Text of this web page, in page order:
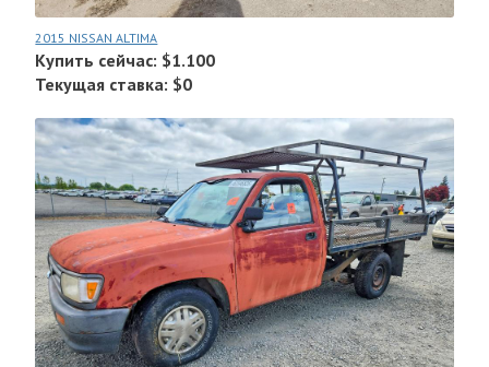
2015 NISSAN ALTIMA
Купить сейчас: $1.100
Текущая ставка: $0